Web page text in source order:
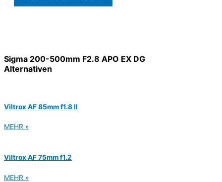
Sigma 200-500mm F2.8 APO EX DG
Alternativen
Viltrox AF 85mm f1.8 II
MEHR »
Viltrox AF 75mm f1.2
MEHR »